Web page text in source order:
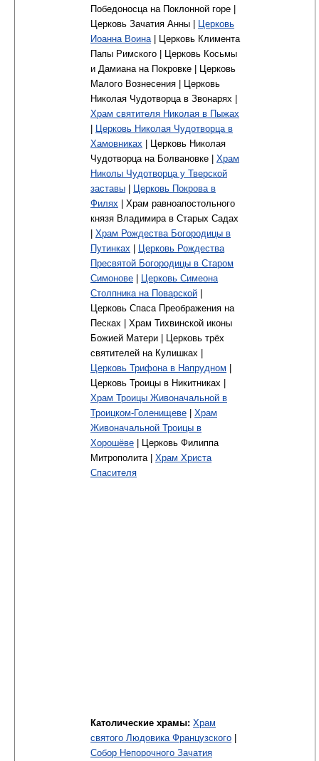
Победоносца на Поклонной горе |
Церковь Зачатия Анны | Церковь
Иоанна Воина | Церковь Климента
Папы Римского | Церковь Косьмы
и Дамиана на Покровке | Церковь
Малого Вознесения | Церковь
Николая Чудотворца в Звонарях |
Храм святителя Николая в Пыжах
| Церковь Николая Чудотворца в
Хамовниках | Церковь Николая
Чудотворца на Болвановке | Храм
Николы Чудотворца у Тверской
заставы | Церковь Покрова в
Филях | Храм равноапостольного
князя Владимира в Старых Садах
| Храм Рождества Богородицы в
Путинках | Церковь Рождества
Пресвятой Богородицы в Старом
Симонове | Церковь Симеона
Столпника на Поварской |
Церковь Спаса Преображения на
Песках | Храм Тихвинской иконы
Божией Матери | Церковь трёх
святителей на Кулишках |
Церковь Трифона в Напрудном |
Церковь Троицы в Никитниках |
Храм Троицы Живоначальной в
Троицком-Голенищеве | Храм
Живоначальной Троицы в
Хорошёве | Церковь Филиппа
Митрополита | Храм Христа
Спасителя
Католические храмы: Храм
святого Людовика Французского |
Собор Непорочного Зачатия